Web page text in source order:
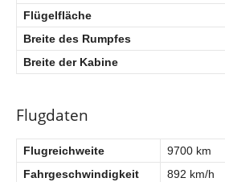
Flügelfläche
Breite des Rumpfes
Breite der Kabine
Flugdaten
Flugreichweite
9700 km
Fahrgeschwindigkeit
892 km/h